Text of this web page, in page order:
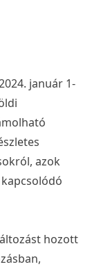
január 1-
azok
hozott